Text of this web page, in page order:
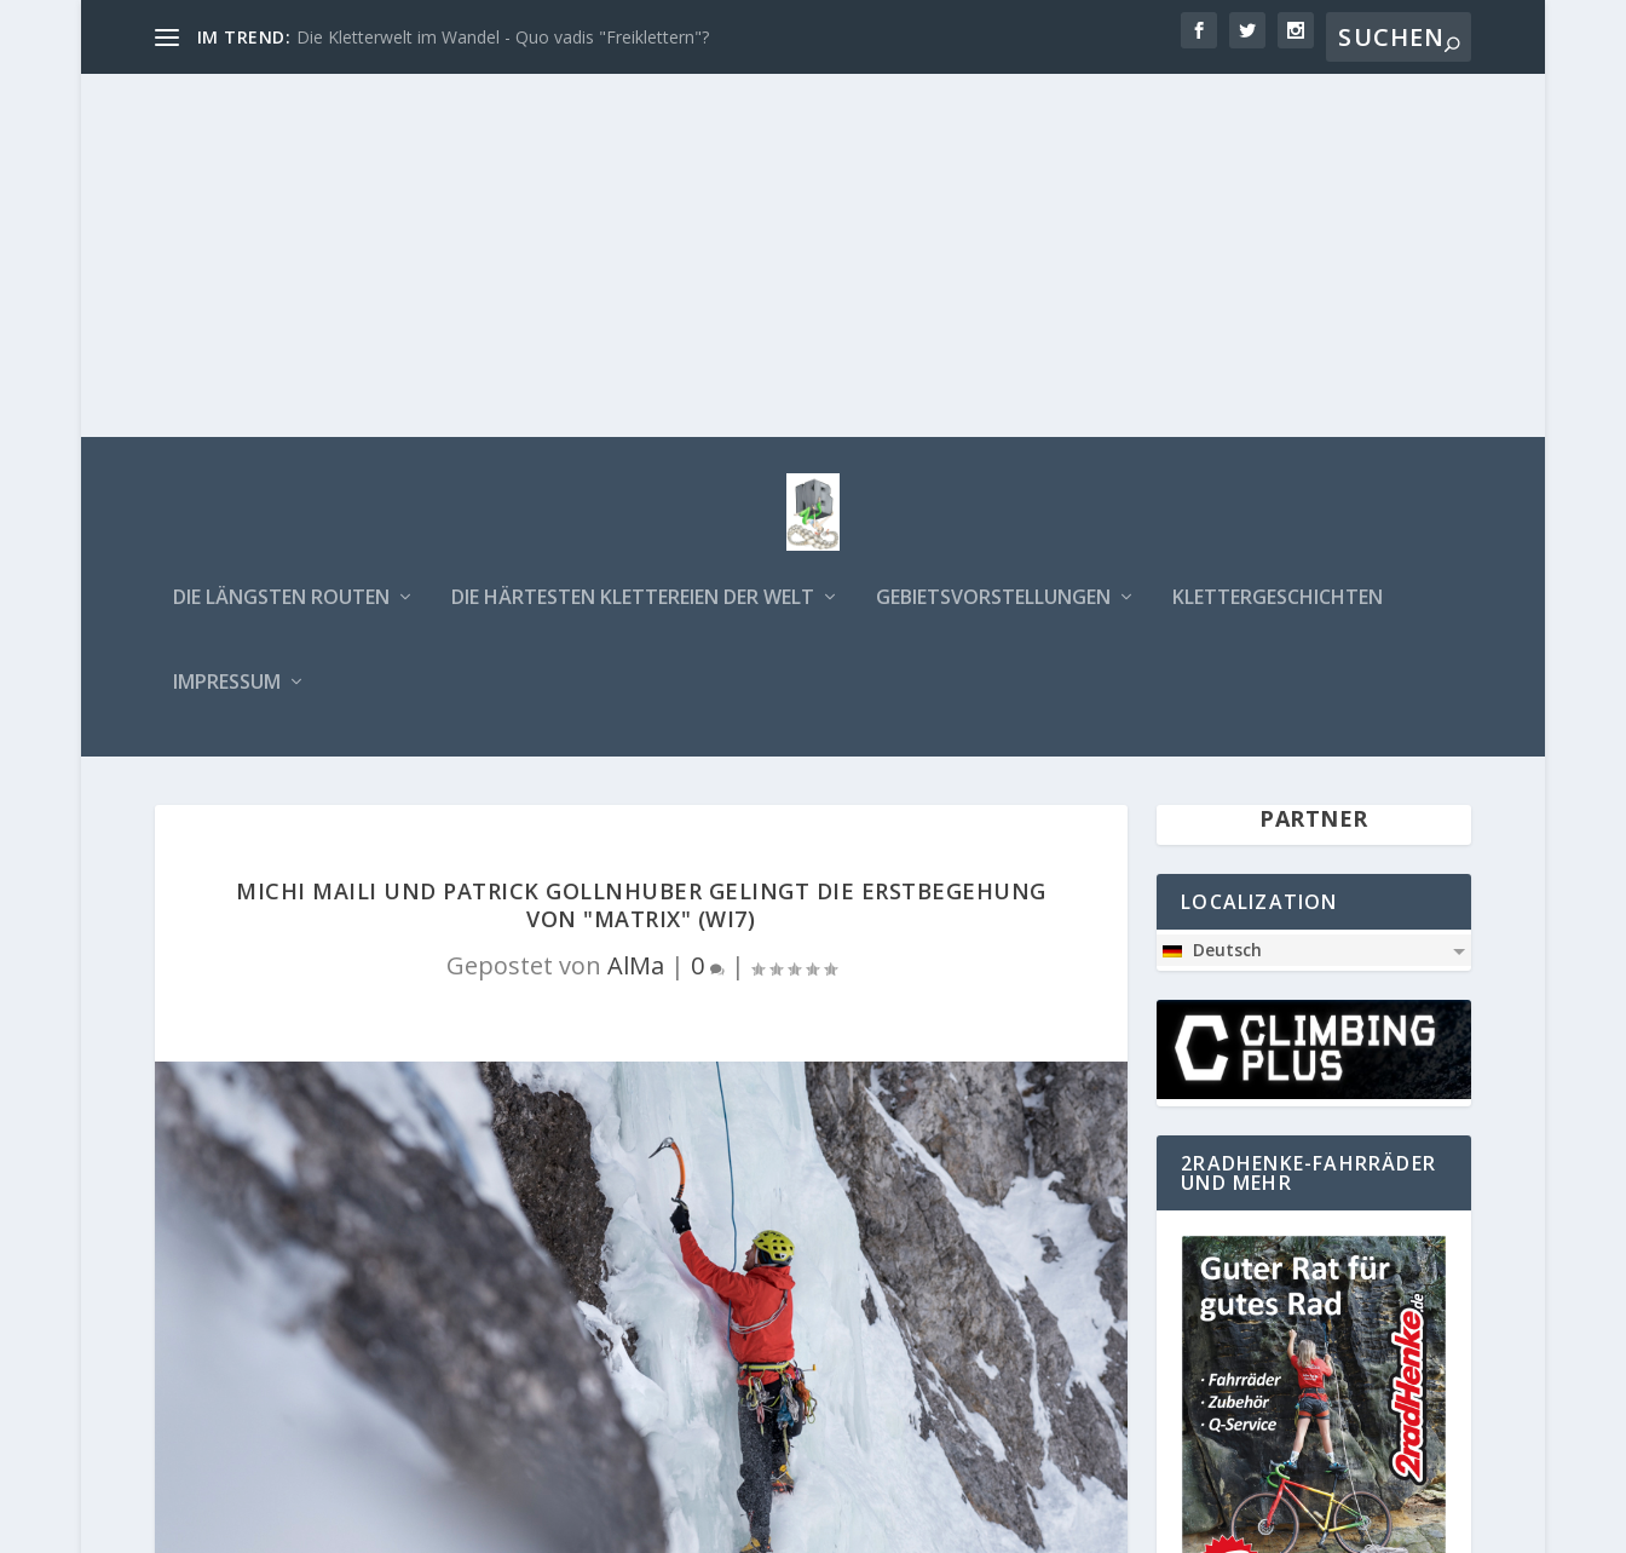
IM TREND: Action Directe (9a) - Begehung zweifelhaft?!
DIE LÄNGSTEN ROUTEN DIE HÄRTESTEN KLETTEREIEN DER WELT GEBIETSVORSTELLUNGEN KLETTERGESCHICHTEN
IMPRESSUM
MICHI MAILI UND PATRICK GOLLNHUBER GELINGT DIE ERSTBEGEHUNG
VON "MATRIX" (WI7)
Gepostet von AlMa | 0 |
PARTNER
LOCALIZATION
Deutsch
2RADHENKE-FAHRRÄDER
UND MEHR